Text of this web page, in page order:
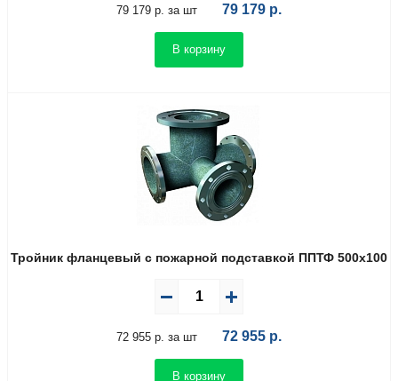
79 179 р. за шт 79 179 р.
В корзину
Тройник фланцевый с пожарной подставкой ППТФ 500х100
72 955 р. за шт 72 955 р.
В корзину